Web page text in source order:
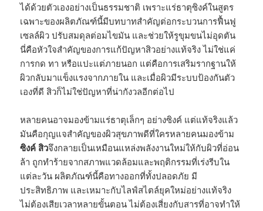
ได้ด้วยตัวเองอย่างเป็นธรรมชาติ เพราะแร่ธาตุซิงค์ในสูตร
เฉพาะของผลิตภัณฑ์นี้มีบทบาทสำคัญต่อกระบวนการฟื้นฟู
เซลล์ผิว ปรับสมดุลต่อมไขมัน และช่วยให้รูขุมขนไม่อุดตัน
นี่คือหัวใจสำคัญของการแก้ปัญหาสิวอย่างแท้จริง ไม่ใช่แค่
การกด ทา หรือแปะแต่ภายนอก แต่คือการเสริมรากฐานให้
ผิวกลับมาแข็งแรงจากภายใน และเมื่อผิวมีระบบป้องกันตัว
เองที่ดี สิวก็ไม่ใช่ปัญหาที่น่ากังวลอีกต่อไป
หลายคนอาจมองข้ามแร่ธาตุเล็กๆ อย่างซิงค์ แต่แท้จริงแล้ว
มันคือกุญแจสำคัญของผิวสุขภาพดีที่ใครหลายคนมองข้าม
ซิงค์ สิวจึงกลายเป็นเหมือนแหล่งพลังงานใหม่ให้กับผิวที่อ่อน
ล้า ถูกทำร้ายจากสภาพแวดล้อมและพฤติกรรมที่เร่งรีบใน
แต่ละวัน ผลิตภัณฑ์นี้คือทางออกที่ทั้งปลอดภัย มี
ประสิทธิภาพ และเหมาะกับไลฟ์สไตล์ยุคใหม่อย่างแท้จริง
ไม่ต้องเสียเวลาหลายขั้นตอน ไม่ต้องเสี่ยงกับสารที่อาจทำให้